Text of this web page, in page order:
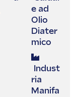
e ad
Olio
Diater
mico
Indust
ria
Manifa